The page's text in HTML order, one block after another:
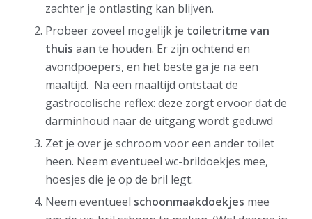
zachter je ontlasting kan blijven.
Probeer zoveel mogelijk je toiletritme van
thuis aan te houden. Er zijn ochtend en
avondpoepers, en het beste ga je na een
maaltijd. Na een maaltijd ontstaat de
gastrocolische reflex: deze zorgt ervoor dat de
darminhoud naar de uitgang wordt geduwd
Zet je over je schroom voor een ander toilet
heen. Neem eventueel wc-brildoekjes mee,
hoesjes die je op de bril legt.
Neem eventueel schoonmaakdoekjes mee